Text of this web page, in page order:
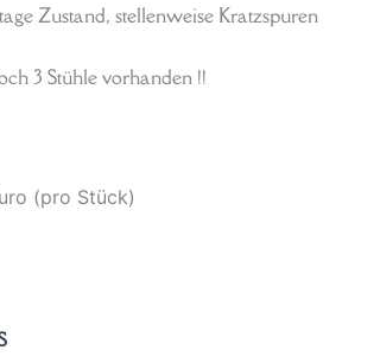
Zustand, stellenweise Kratzspuren
3 Stühle vorhanden !!
(pro Stück)